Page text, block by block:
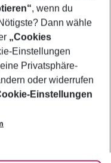
, wenn du
Dann wähle
„Cookies
Einstellungen
Privatsphäre-
oder widerrufen
Einstellungen